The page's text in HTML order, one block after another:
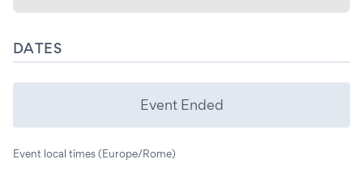
DATES
Event Ended
Event local times (Europe/Rome)